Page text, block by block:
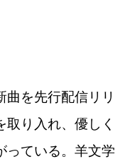
曲を先行配信リリ
り入れ、優しく
っている。羊文学